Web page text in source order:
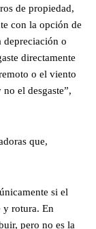
de propiedad,
con la opción de
depreciación o
directamente
o el viento
el desgaste”,
que,
si el
y rotura. En
pero no es la